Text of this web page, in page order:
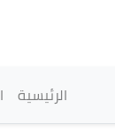
الرئيسية